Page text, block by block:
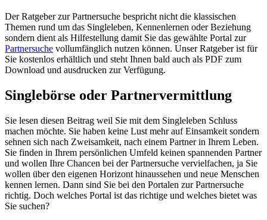
Der Ratgeber zur Partnersuche bespricht nicht die klassischen
Themen rund um das Singleleben, Kennenlernen oder Beziehung
sondern dient als Hilfestellung damit Sie das gewählte Portal zur
Partnersuche vollumfänglich nutzen können. Unser Ratgeber ist für
Sie kostenlos erhältlich und steht Ihnen bald auch als PDF zum
Download und ausdrucken zur Verfügung.
Singlebörse oder Partnervermittlung
Sie lesen diesen Beitrag weil Sie mit dem Singleleben Schluss
machen möchte. Sie haben keine Lust mehr auf Einsamkeit sondern
sehnen sich nach Zweisamkeit, nach einem Partner in Ihrem Leben.
Sie finden in Ihrem persönlichen Umfeld keinen spannenden Partner
und wollen Ihre Chancen bei der Partnersuche vervielfachen, ja Sie
wollen über den eigenen Horizont hinaussehen und neue Menschen
kennen lernen. Dann sind Sie bei den Portalen zur Partnersuche
richtig. Doch welches Portal ist das richtige und welches bietet was
Sie suchen?